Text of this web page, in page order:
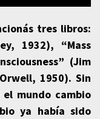
tres libros:
1932), “Mass
(Jim
1950). Sin
mundo cambio
ya había sido